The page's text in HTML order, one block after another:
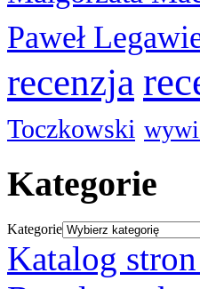
Paweł
recenzja
Toczkowski
Kategorie
Kategorie
Katalog